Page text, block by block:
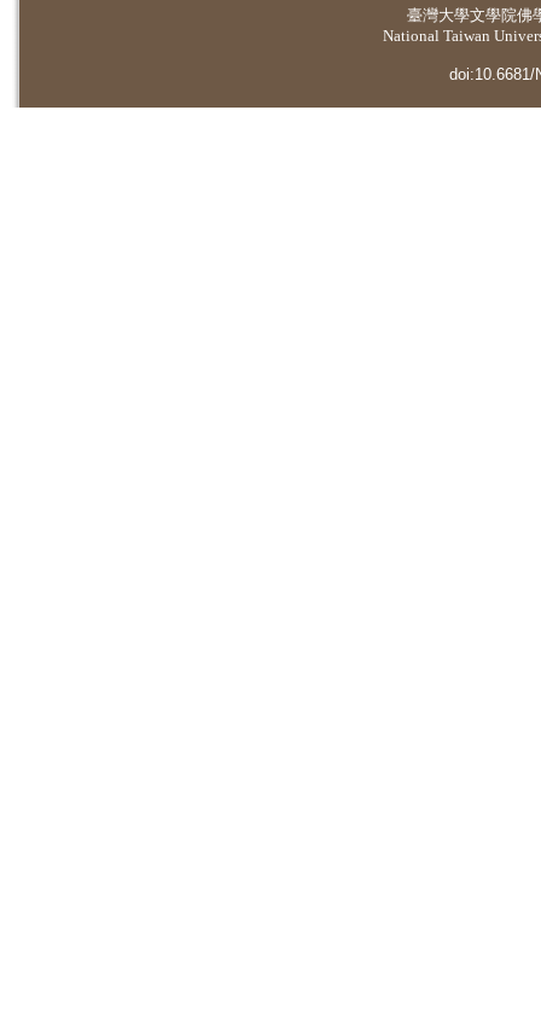
臺灣大學文學院佛
National Taiwan
doi:10.6681/